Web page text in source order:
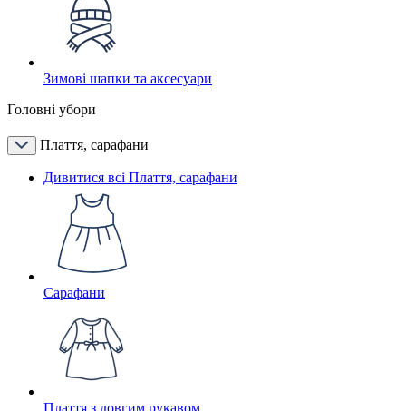
Зимові шапки та аксесуари
Головні убори
Плаття, сарафани
Дивитися всі Плаття, сарафани
Сарафани
Плаття з довгим рукавом